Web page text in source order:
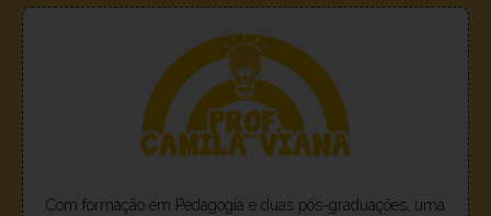
Com formação em Pedagogia e duas pós-graduações, uma